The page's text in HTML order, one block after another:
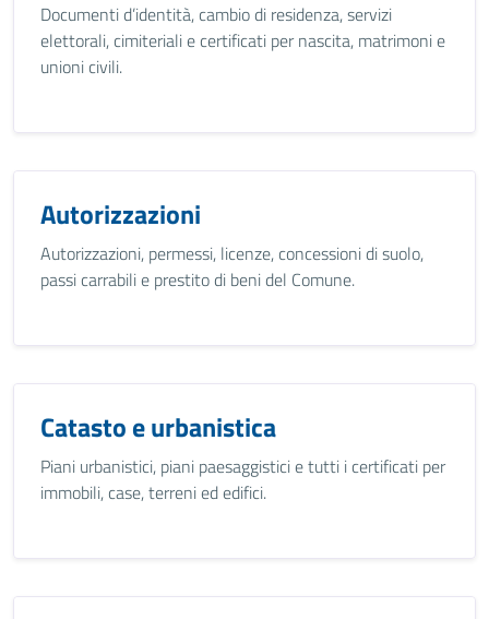
Documenti d’identità, cambio di residenza, servizi
elettorali, cimiteriali e certificati per nascita, matrimoni e
unioni civili.
Autorizzazioni
Autorizzazioni, permessi, licenze, concessioni di suolo,
passi carrabili e prestito di beni del Comune.
Catasto e urbanistica
Piani urbanistici, piani paesaggistici e tutti i certificati per
immobili, case, terreni ed edifici.